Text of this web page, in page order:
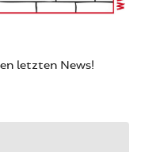
letzten News!